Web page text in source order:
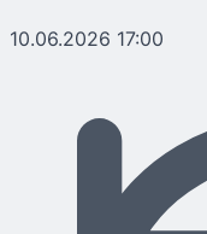
10.06.2026 17:00